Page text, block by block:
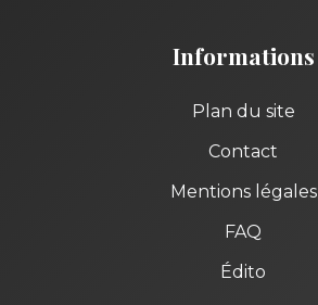
Informations
Plan du site
Contact
Mentions légales
FAQ
Édito